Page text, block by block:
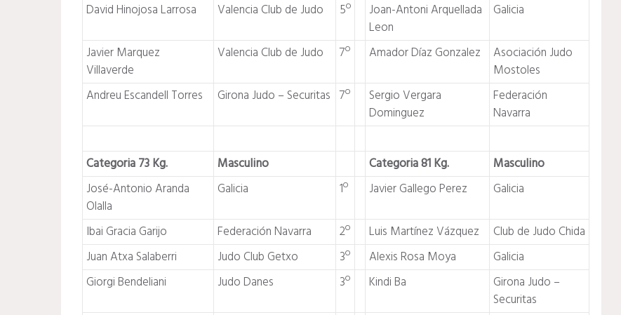
David Hinojosa Larrosa
Valencia Club de Judo 5º
Joan-Antoni Arquellada
Leon
Galicia
Javier Marquez
Villaverde
Valencia Club de Judo 7º Amador Díaz Gonzalez
Asociación Judo
Mostoles
Andreu Escandell Torres
Girona Judo – Securitas 7º
Sergio Vergara
Dominguez
Federación
Navarra
Categoria 73 Kg. Masculino Categoria 81 Kg.
Masculino
José-Antonio Aranda
Olalla
Galicia 1º Javier Gallego Perez Galicia
Ibai Gracia Garijo Federación Navarra 2º Luis Martínez Vázquez
Club de Judo Chida
Juan Atxa Salaberri
Judo Club Getxo 3º Alexis Rosa Moya
Galicia
Giorgi Bendeliani
Judo Danes 3º Kindi Ba
Girona Judo –
Securitas